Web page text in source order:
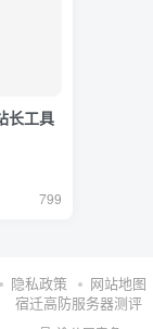
长工具
799
隐私政策 网站地图
宿迁高防服务器测评